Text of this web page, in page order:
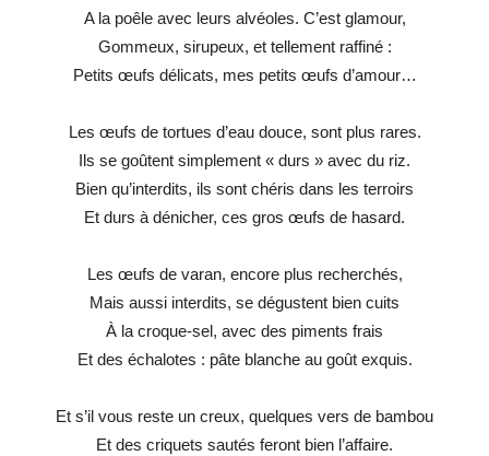
A la poêle avec leurs alvéoles. C’est glamour,
Gommeux, sirupeux, et tellement raffiné :
Petits œufs délicats, mes petits œufs d’amour…
Les œufs de tortues d’eau douce, sont plus rares.
Ils se goûtent simplement « durs » avec du riz.
Bien qu’interdits, ils sont chéris dans les terroirs
Et durs à dénicher, ces gros œufs de hasard.
Les œufs de varan, encore plus recherchés,
Mais aussi interdits, se dégustent bien cuits
À la croque-sel, avec des piments frais
Et des échalotes : pâte blanche au goût exquis.
Et s’il vous reste un creux, quelques vers de bambou
Et des criquets sautés feront bien l’affaire.